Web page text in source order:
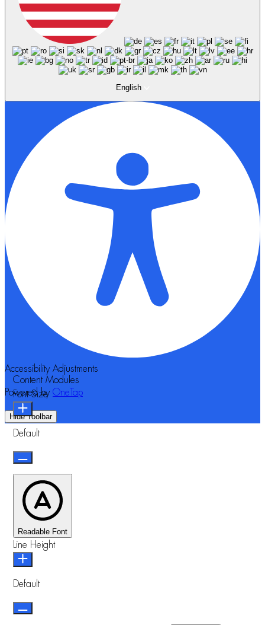
English
Accessibility Adjustments
Powered by OneTap
Hide Toolbar
Content Modules
Font Size
Default
Readable Font
Line Height
Default